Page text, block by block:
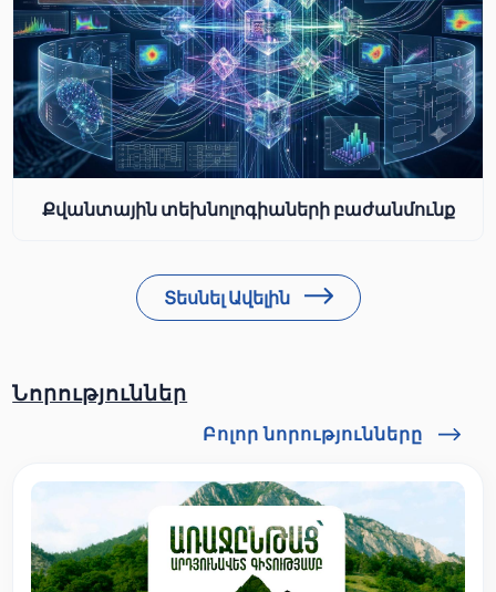
Քվանտային տեխնոլոգիաների բաժանմունք
Տեսնել Ավելին
Նորություններ
Բոլոր նորությունները